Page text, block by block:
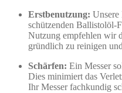
Erstbenutzung: Unsere
schützenden Ballistolöl-
Nutzung empfehlen wir
gründlich zu reinigen
Schärfen: Ein Messer
Dies minimiert das
Ihr Messer fachkundig